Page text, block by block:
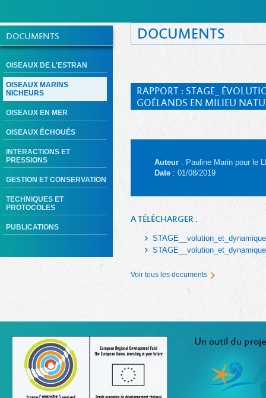
DOCUMENTS
OISEAUX DE L'ESTRAN
OISEAUX MARINS
NICHEURS
OISEAUX EN MER
OISEAUX ÉCHOUÉS
INTERACTIONS ET
PRESSIONS
GESTION ET CONSERVATION
TECHNIQUES ET
PROTOCOLES
PUBLICATIONS
DOCUMENTS
RAPPORT : STAGE_
GOÉLANDS EN MILIEU
Auteur : Pauline Marin pour le
Date : 01/08/2019
A TÉLÉCHARGER :
Voir tous les documents
Un outil du